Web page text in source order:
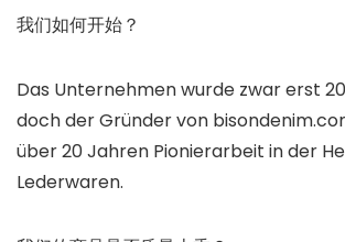
我们如何开始？
Das Unternehmen wurde zwar erst
doch der Gründer von
über 20 Jahren Pionierarbeit in der
Lederwaren.